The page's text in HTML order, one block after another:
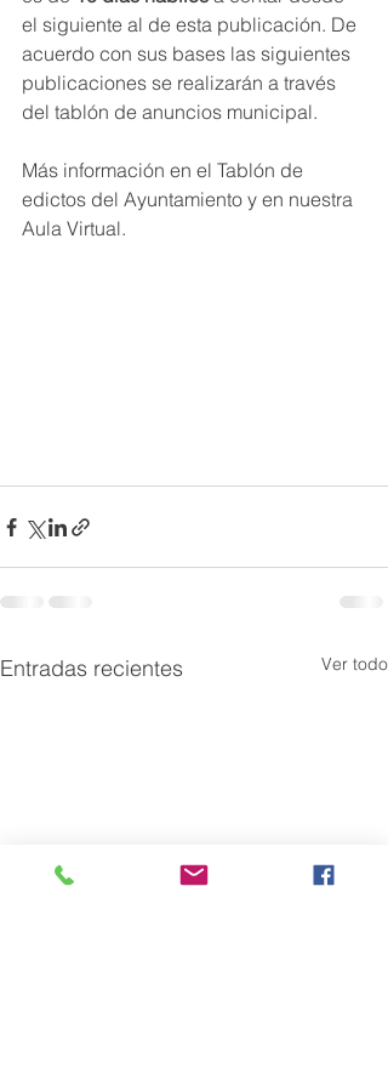
el siguiente al de esta publicación. De
acuerdo con sus bases las siguientes
publicaciones se realizarán a través
del tablón de anuncios municipal.
Más información en el Tablón de
edictos del Ayuntamiento y en nuestra
Aula Virtual.
Entradas recientes Ver todo